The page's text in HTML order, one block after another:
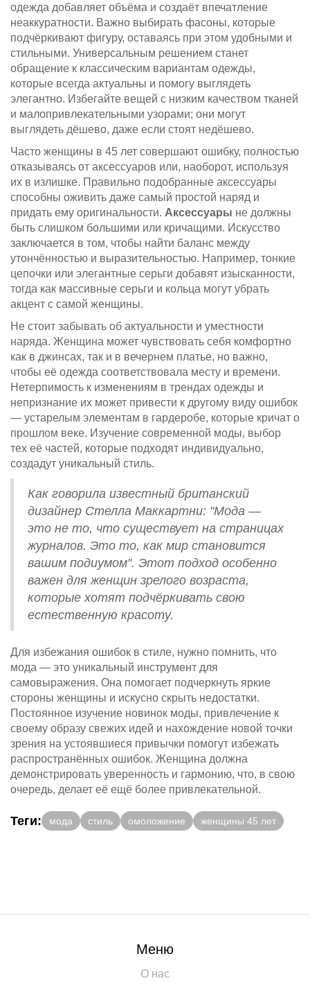
одежда добавляет объёма и создаёт впечатление
неаккуратности. Важно выбирать фасоны, которые
подчёркивают фигуру, оставаясь при этом удобными и
стильными. Универсальным решением станет
обращение к классическим вариантам одежды,
которые всегда актуальны и помогу выглядеть
элегантно. Избегайте вещей с низким качеством тканей
и малопривлекательными узорами; они могут
выглядеть дёшево, даже если стоят недёшево.
Часто женщины в 45 лет совершают ошибку, полностью
отказываясь от аксессуаров или, наоборот, используя
их в излишке. Правильно подобранные аксессуары
способны оживить даже самый простой наряд и
придать ему оригинальности. Аксессуары не должны
быть слишком большими или кричащими. Искусство
заключается в том, чтобы найти баланс между
утончённостью и выразительностью. Например, тонкие
цепочки или элегантные серьги добавят изысканности,
тогда как массивные серьги и кольца могут убрать
акцент с самой женщины.
Не стоит забывать об актуальности и уместности
наряда. Женщина может чувствовать себя комфортно
как в джинсах, так и в вечернем платье, но важно,
чтобы её одежда соответствовала месту и времени.
Нетерпимость к изменениям в трендах одежды и
непризнание их может привести к другому виду ошибок
— устарелым элементам в гардеробе, которые кричат о
прошлом веке. Изучение современной моды, выбор
тех её частей, которые подходят индивидуально,
создадут уникальный стиль.
Как говорила известный британский
дизайнер Стелла Маккартни: "Мода —
это не то, что существует на страницах
журналов. Это то, как мир становится
вашим подиумом". Этот подход особенно
важен для женщин зрелого возраста,
которые хотят подчёркивать свою
естественную красоту.
Для избежания ошибок в стиле, нужно помнить, что
мода — это уникальный инструмент для
самовыражения. Она помогает подчеркнуть яркие
стороны женщины и искусно скрыть недостатки.
Постоянное изучение новинок моды, привлечение к
своему образу свежих идей и нахождение новой точки
зрения на устоявшиеся привычки помогут избежать
распространённых ошибок. Женщина должна
демонстрировать уверенность и гармонию, что, в свою
очередь, делает её ещё более привлекательной.
Теги: мода стиль омоложение женщины 45 лет
Меню
О нас